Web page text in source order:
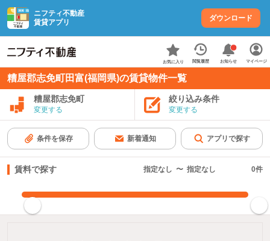
ニフティ不動産
賃貸アプリ
ダウンロード
お気に入り 閲覧履歴 お知らせ マイページ
糟屋郡志免町田富(福岡県)の賃貸物件一覧
糟屋郡志免町
変更する
絞り込み条件
変更する
条件を保存 新着通知 アプリで探す
賃料で探す 指定なし 〜 指定なし 0件